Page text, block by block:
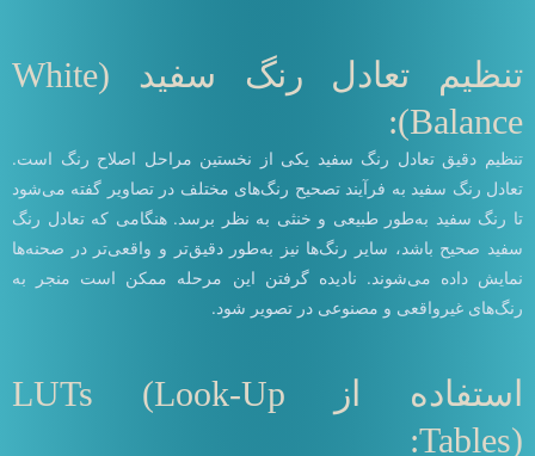
تنظیم تعادل رنگ سفید (White
Balance):
تنظیم دقیق تعادل رنگ سفید یکی از نخستین مراحل اصلاح رنگ است.
تعادل رنگ سفید به فرآیند تصحیح رنگ‌های مختلف در تصاویر گفته می‌شود
تا رنگ سفید به‌طور طبیعی و خنثی به نظر برسد. هنگامی که تعادل رنگ
سفید صحیح باشد، سایر رنگ‌ها نیز به‌طور دقیق‌تر و واقعی‌تر در صحنه‌ها
نمایش داده می‌شوند. نادیده گرفتن این مرحله ممکن است منجر به
رنگ‌های غیرواقعی و مصنوعی در تصویر شود.
استفاده از LUTs (Look-Up
Tables):